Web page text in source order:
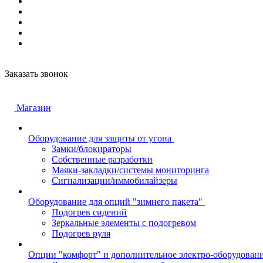
Заказать звонок
Магазин
Оборудование для защиты от угона
Замки/блокираторы
Собственные разработки
Маяки-закладки/системы мониторинга
Сигнализации/иммобилайзеры
Оборудование для опций "зимнего пакета"
Подогрев сидений
Зеркальные элементы с подогревом
Подогрев руля
Опции "комфорт" и дополнительное электро-